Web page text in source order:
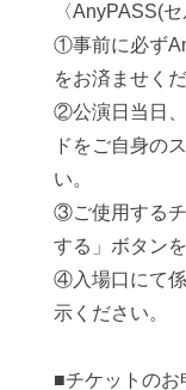
〈AnyPASS(
①事前に必ず
をお済ませくだ
②公演日当日
ドをご自身の
い。
③ご使用する
する」ボタン
④入場口にて
示ください。
■チケットのお